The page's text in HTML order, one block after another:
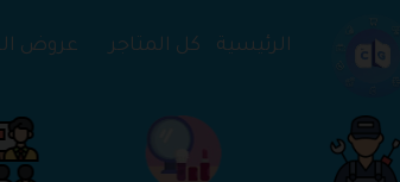
الرئيسية كل المتاجر عروض